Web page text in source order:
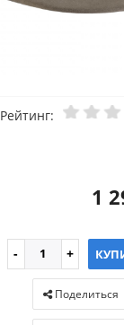
Рейтинг:
1
Поделиться